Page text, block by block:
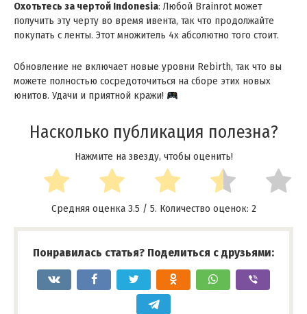
Охотьтесь за чертой Indonesia: Любой Brainrot может
получить эту черту во время ивента, так что продолжайте
покупать с ленты. Этот множитель 4x абсолютно того стоит .
Обновление не включает новые уровни Rebirth, так что вы
можете полностью сосредоточиться на сборе этих новых
юнитов . Удачи и приятной кражи !
Насколько публикация полезна?
Нажмите на звезду, чтобы оценить!
Средняя оценка 3.5 / 5. Количество оценок: 2
Понравилась статья? Поделиться с друзьями: